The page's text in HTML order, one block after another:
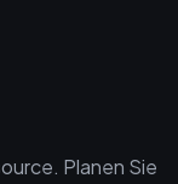
Planen Sie